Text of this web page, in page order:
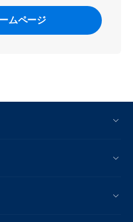
ムページ